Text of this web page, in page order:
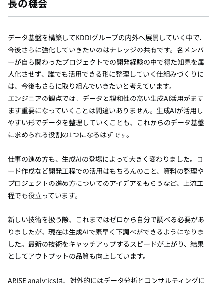
長の機会
データ基盤を構築してKDDIグループの内外へ展開していく中で、
今後さらに強化していきたいのはナレッジの共有です。各メンバ
ーが自ら関わったプロジェクトでの開発経験の中で得た知見を属
人化させず、誰でも活用できる形に整理していく仕組みづくりに
は、今後もさらに取り組んでいきたいと考えています。
エンジニアの観点では、データと親和性の高い生成AI活用がます
ます重要になっていくことは間違いありません。生成AIが活用し
やすい形でデータを整理していくことも、これからのデータ基盤
に求められる役割の1つになるはずです。
仕事の進め方も、生成AIの登場によって大きく変わりました。コ
ード作成など開発工程での活用はもちろんのこと、資料の整理や
プロジェクトの進め方についてのアイデアをもらうなど、上流工
程でも役立っています。
新しい技術を扱う際、これまではゼロから自分で調べる必要があ
りましたが、現在は生成AIで素早く下調べができるようになりま
した。最新の技術をキャッチアップするスピードが上がり、結果
としてアウトプットの品質も向上しています。
ARISE analyticsは、対外的にはデータ分析とコンサルティングに